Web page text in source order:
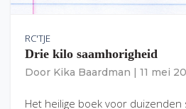
RC'TJE
Drie kilo saamhorigheid
Door Kika Baardman 11 mei
Het heilige boek voor